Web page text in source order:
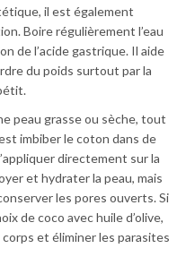
il est également
Boire régulièrement l’eau
de l’acide gastrique. Il aide
du poids surtout par la
peau grasse ou sèche, tout
imbiber le coton dans de
directement sur la
et hydrater la peau, mais
les pores ouverts. Si
de coco avec huile d’olive,
et éliminer les parasites